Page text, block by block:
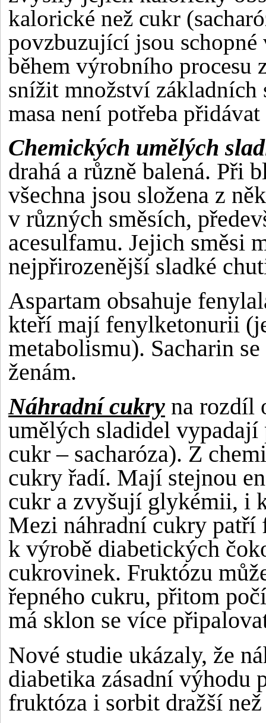
kalorické než cukr
povzbuzující jsou
během výrobního
snížit množství
masa není potřeba
Chemických umělých
drahá a různě balená. Při
všechna jsou složena z
v různých směsích,
acesulfamu. Jejich směsi
nejpřirozenější sladké
Aspartam obsahuje
kteří mají fenylketonurii
metabolismu). Sacharin
ženám.
Náhradní cukry na rozdíl
umělých sladidel
cukr – sacharóza). Z
cukry řadí. Mají stejnou
cukr a zvyšují glykémii, i
Mezi náhradní cukry patří
k výrobě diabetických
cukrovinek. Fruktózu
řepného cukru, přitom
má sklon se více
Nové studie ukázaly, že
diabetika zásadní výhodu
fruktóza i sorbit dražší